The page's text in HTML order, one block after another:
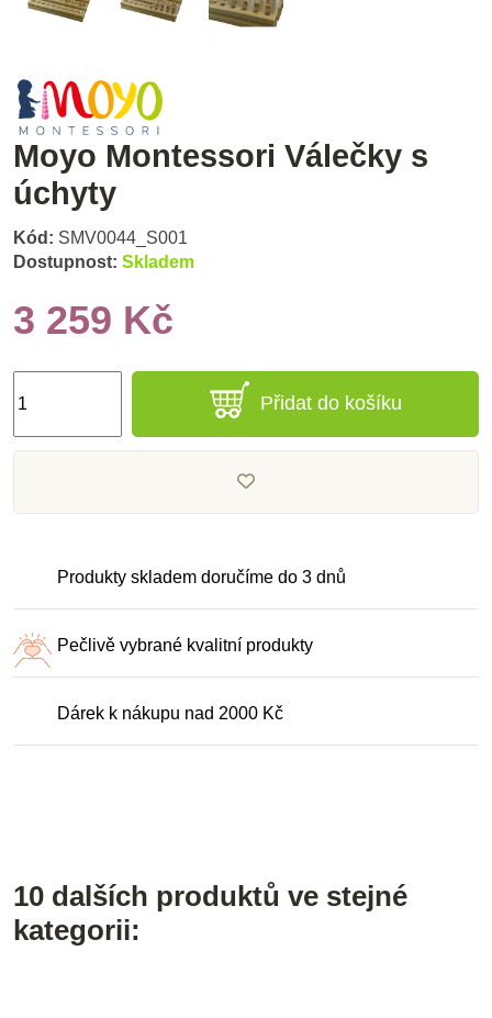
Moyo Montessori Válečky s
úchyty
Kód: SMV0044_S001
Dostupnost: Skladem
3 259 Kč
Přidat do košíku
Produkty skladem doručíme do 3 dnů
Pečlivě vybrané kvalitní produkty
Dárek k nákupu nad 2000 Kč
10 dalších produktů ve stejné
kategorii: